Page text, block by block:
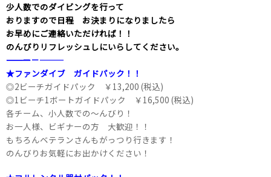
少人数でのダイビングを行って
おりますので日程 お決まりになりましたら
お早めにご連絡いただければ！！
のんびりリフレッシュしにいらしてください。
――――――――――――――――――――－－―――
★ファンダイブ ガイドパック！！
◎2ビーチガイドパック ￥13,200 (税込)
◎1ビーチ1ボートガイドパック ￥16,500 (税込)
各チーム、小人数での～んびり！
お一人様、ビギナーの方 大歓迎！！
もちろんベテランさんもがっつり行きます！
のんびりお気軽にお出かけください！